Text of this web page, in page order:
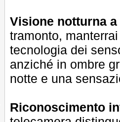
Visione notturna
tramonto,
tecnologia dei
anziché in ombre
notte e una
Riconoscimento